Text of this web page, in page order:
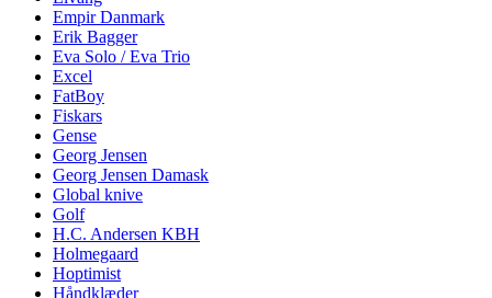
Empir Danmark
Erik Bagger
Eva Solo / Eva Trio
Excel
FatBoy
Fiskars
Gense
Georg Jensen
Georg Jensen Damask
Global knive
Golf
H.C. Andersen KBH
Holmegaard
Hoptimist
Håndklæder